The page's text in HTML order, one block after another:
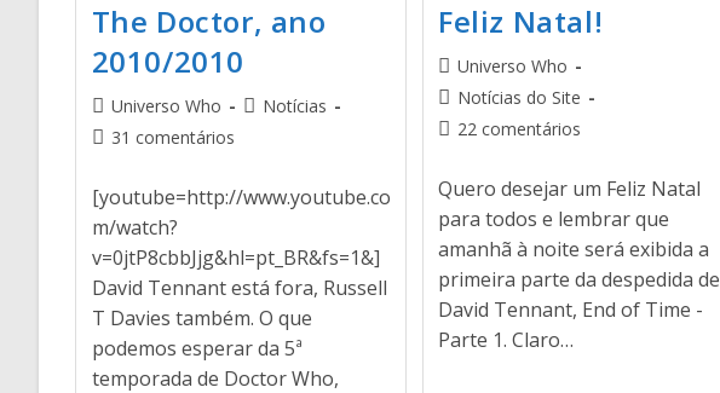
The Doctor, ano
2010/2010
Universo Who
Notícias
31 comentários
[youtube=http://www.youtube.co
m/watch?
v=0jtP8cbbJjg&hl=pt_BR&fs=1&]
David Tennant está fora, Russell
T Davies também. O que
podemos esperar da 5ª
temporada de Doctor Who,
Feliz Natal!
Universo Who
Notícias do Site
22 comentários
Quero desejar um Feliz Natal
para todos e lembrar que
amanhã à noite será exibida a
primeira parte da despedida de
David Tennant, End of Time -
Parte 1. Claro…